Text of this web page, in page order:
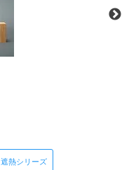
遮熱シリーズ